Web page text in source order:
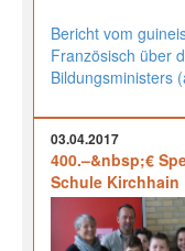
Bericht vom
Französisch über
Bildungsministers
03.04.2017
400.–&nbsp;€
Schule Kirchhain